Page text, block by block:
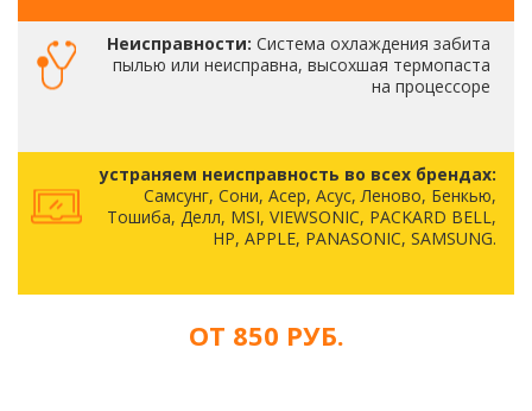
Неисправности: Система охлаждения забита
пылью или неисправна, высохшая термопаста
на процессоре
устраняем неисправность во всех брендах:
Самсунг, Сони, Асер, Асус, Леново, Бенкью,
Тошиба, Делл, MSI, VIEWSONIC, PACKARD BELL,
HP, APPLE, PANASONIC, SAMSUNG.
ОТ 850 РУБ.